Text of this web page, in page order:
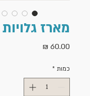
מארז
כמות *